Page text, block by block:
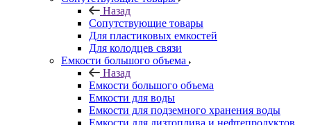
Назад
Сопутствующие товары
Для пластиковых емкостей
Для колодцев связи
Емкости большого объема
Назад
Емкости большого объема
Емкости для воды
Емкости для подземного хранения воды
Емкости для дизтоплива и нефтепродуктов